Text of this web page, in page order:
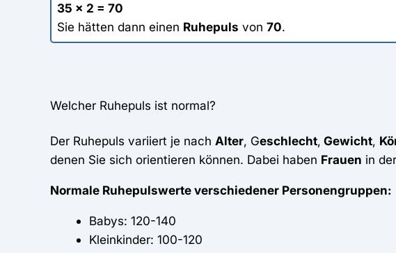
35 x 2 = 70
Sie hätten dann einen Ruhepuls von 70.
Welcher Ruhepuls ist normal?
Der Ruhepuls variiert je nach Alter, Geschlecht, Gewicht,
denen Sie sich orientieren können. Dabei haben Frauen in
Normale Ruhepulswerte verschiedener Personengruppen:
Babys: 120-140
Kleinkinder: 100-120